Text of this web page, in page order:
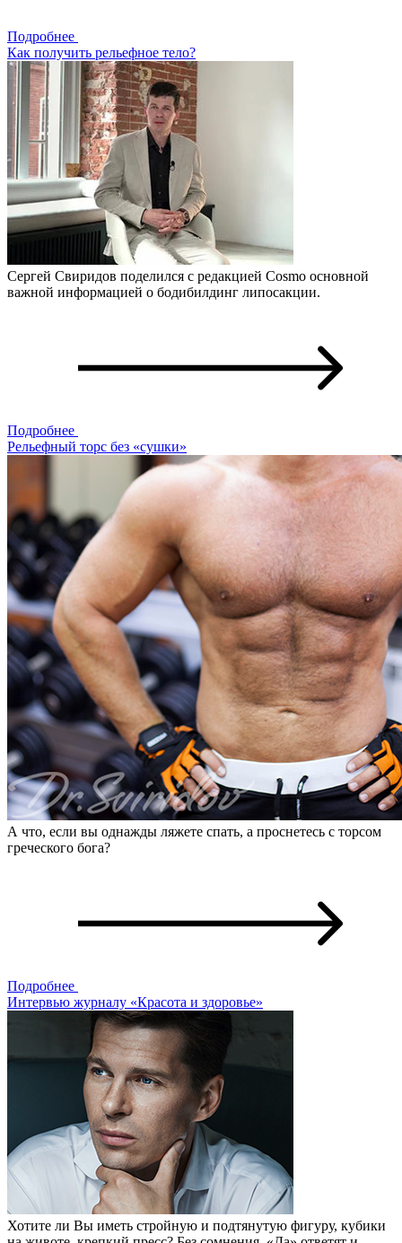
Подробнее
Как получить рельефное тело?
Сергей Свиридов поделился с редакцией Cosmo основной
важной информацией о бодибилдинг липосакции.
Подробнее
Рельефный торс без «сушки»
А что, если вы однажды ляжете спать, а проснетесь с торсом
греческого бога?
Подробнее
Интервью журналу «Красота и здоровье»
Хотите ли Вы иметь стройную и подтянутую фигуру, кубики